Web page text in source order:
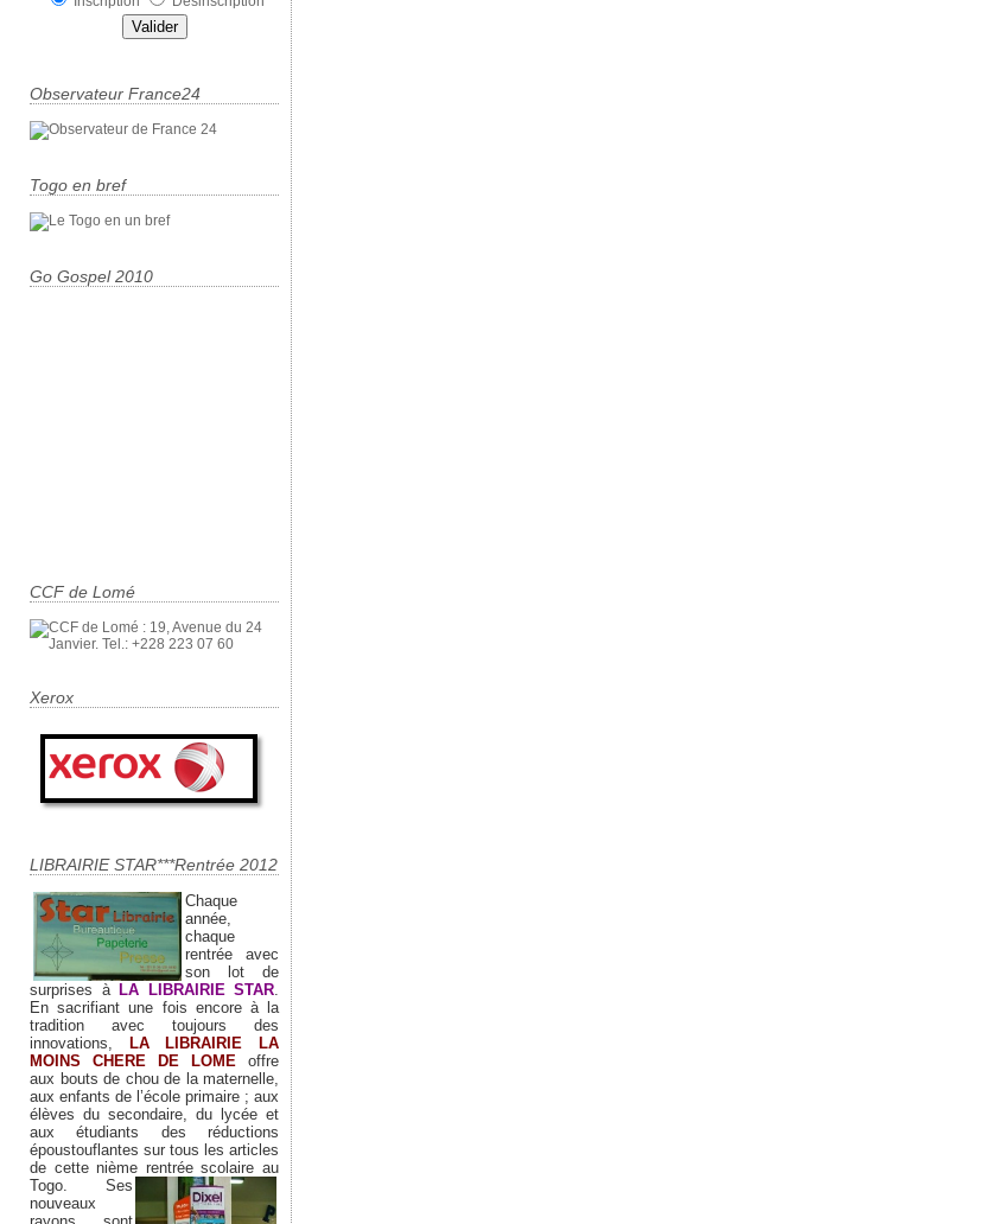
Observateur France24
Togo en bref
Go Gospel 2010
CCF de Lomé
Xerox
LIBRAIRIE STAR***Rentrée 2012
Chaque
année,
chaque
rentrée avec
son lot de
surprises à LA LIBRAIRIE STAR.
En sacrifiant une fois encore à la
tradition avec toujours des
innovations,
LA LIBRAIRIE LA
MOINS CHERE DE LOME offre
aux bouts de chou de la maternelle,
aux enfants de l’école primaire ; aux
élèves du secondaire, du lycée et
aux étudiants des réductions
époustouflantes sur tous les articles
de cette nième rentrée scolaire au
Togo. Ses
nouveaux